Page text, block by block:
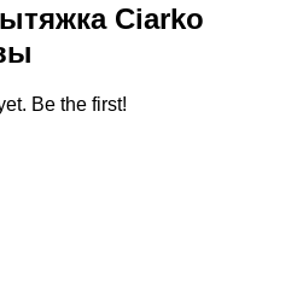
Ciarko
Be the first!